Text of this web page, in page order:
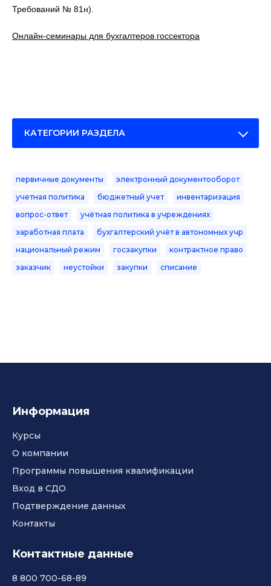
Требований № 81н).
Онлайн-семинары для бухгалтеров госсектора
КАТЕГОРИИ РАЗДЕЛА
первичные документы
электронный документооборот
учетная политика
бюджетный учет
инвентаризация
вопрос-ответ
учётная политика в учреждениях
заработная плата
бухгалтерский учёт в автономных учр
национальный режим
госзакупки
контрактное право
заказчик
неустойки закупки списание
Информация
Курсы
О компании
Программы повышения квалификации
Вход в СДО
Подтверждение данных
Контакты
Контактные данные
8 800 700-68-89